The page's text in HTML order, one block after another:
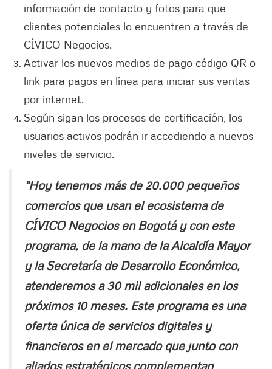
información de contacto y fotos para que
clientes potenciales lo encuentren a través de
CÍVICO Negocios.
Activar los nuevos medios de pago código QR o
link para pagos en línea para iniciar sus ventas
por internet.
Según sigan los procesos de certificación, los
usuarios activos podrán ir accediendo a nuevos
niveles de servicio.
“Hoy tenemos más de 20.000 pequeños
comercios que usan el ecosistema de
CÍVICO Negocios en Bogotá y con este
programa, de la mano de la Alcaldía Mayor
y la Secretaría de Desarrollo Económico,
atenderemos a 30 mil adicionales en los
próximos 10 meses. Este programa es una
oferta única de servicios digitales y
financieros en el mercado que junto con
aliados estratégicos complementan